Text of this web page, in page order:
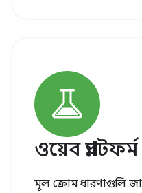
ওয়েব প্ল্যাটফর্ম
মূল ক্রোম ধারণাগুলি